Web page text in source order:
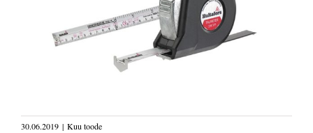
30.06.2019 | Kuu toode